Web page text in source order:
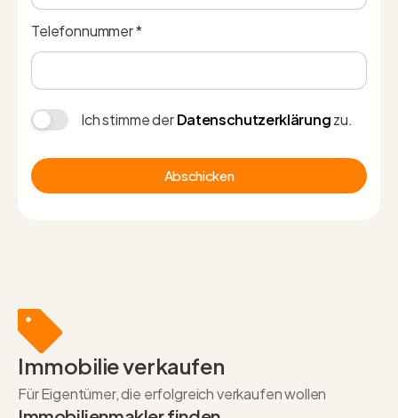
Telefonnummer *
Ich stimme derDatenschutzerklärungzu.
Abschicken
Immobilie verkaufen
Für Eigentümer, die erfolgreich verkaufen wollen